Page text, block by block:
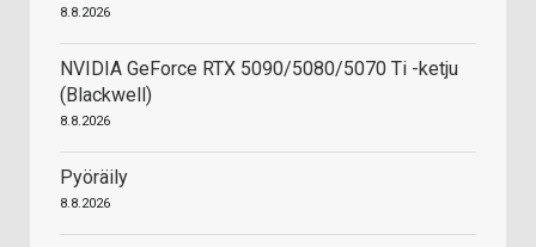
8.8.2026
NVIDIA GeForce RTX 5090/5080/5070 Ti -ketju
(Blackwell)
8.8.2026
Pyöräily
8.8.2026